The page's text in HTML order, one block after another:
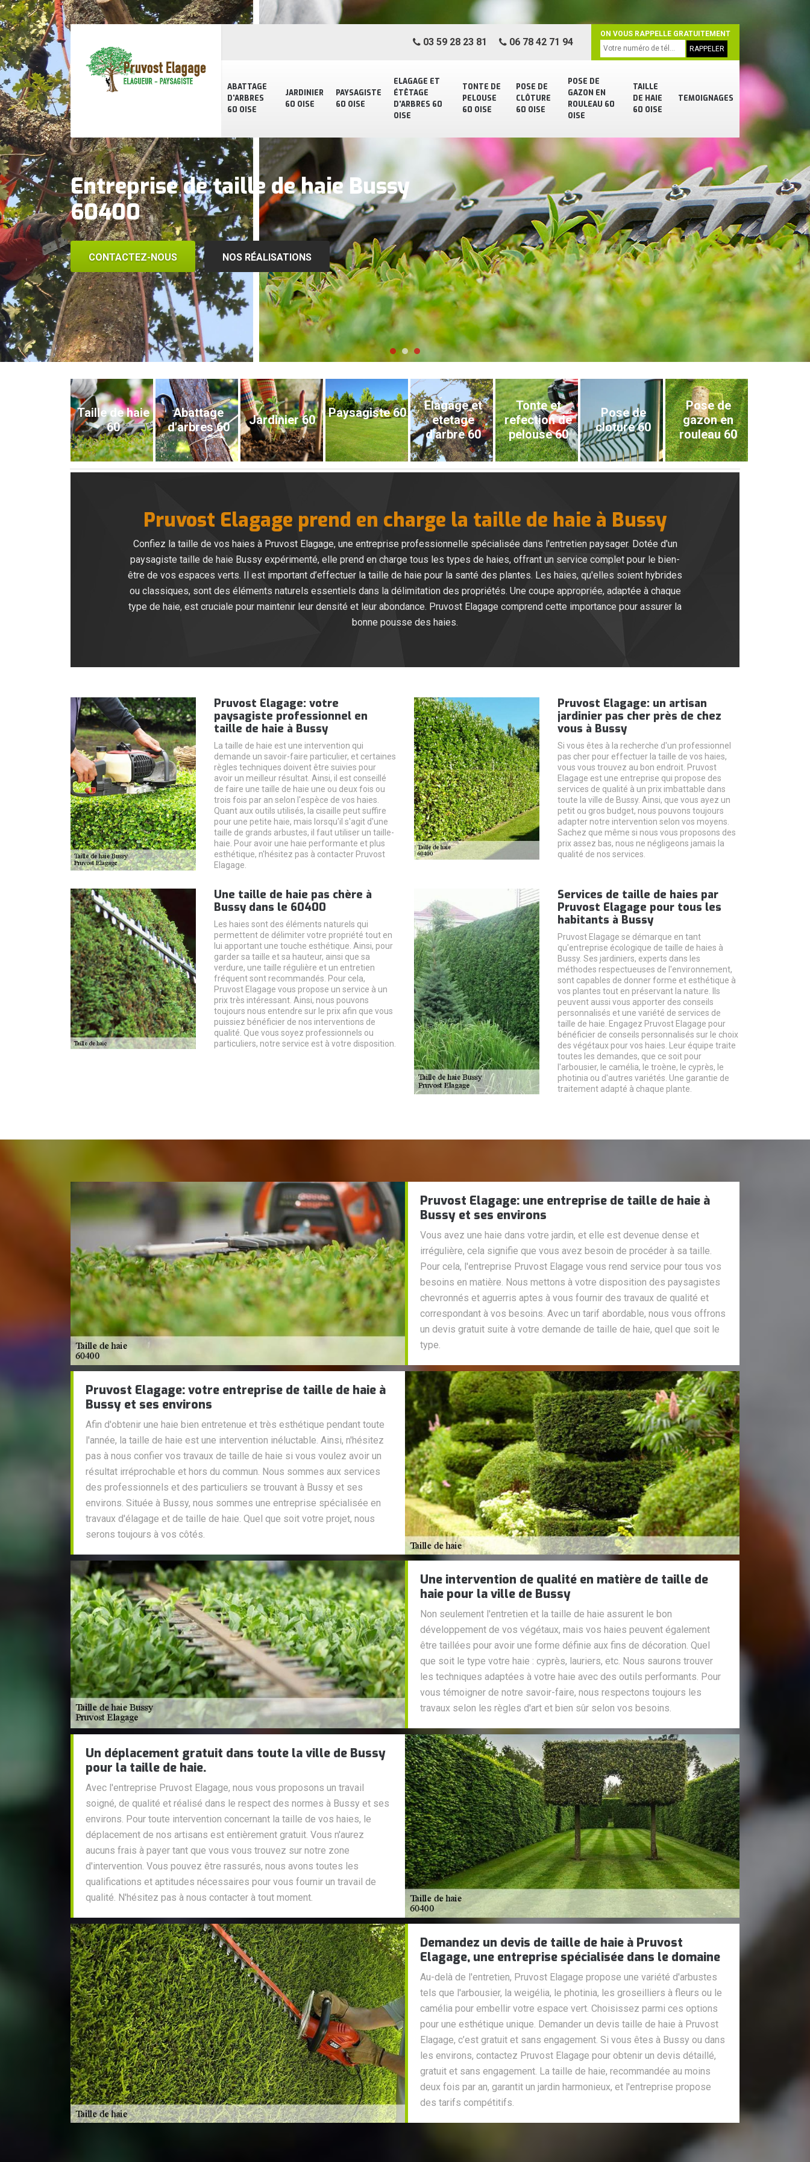
ABATTAGE
D'ARBRES
60 OISE
JARDINIER
60 OISE
PAYSAGISTE
60 OISE
ELAGAGE ET
ÉTÊTAGE
D'ARBRES 60
OISE
TONTE DE
PELOUSE
60 OISE
POSE DE
CLÔTURE
60 OISE
POSE DE
GAZON EN
ROULEAU 60
OISE
TAILLE
DE HAIE
60 OISE
TEMOIGNAGES
03 59 28 23 81 06 78 42 71 94
ON VOUS RAPPELLE GRATUITEMENT
Entreprise de taille de haie Bussy
60400
CONTACTEZ-NOUS NOS RÉALISATIONS
Taille de haie
60
Abattage
d'arbres 60
Jardinier 60 Paysagiste 60
Elagage et
etetage
d'arbre 60
Tonte et
refection de
pelouse 60
Pose de
cloture 60
Pose de
gazon en
rouleau 60
Pruvost Elagage prend en charge la taille de haie à Bussy
Confiez la taille de vos haies à Pruvost Elagage, une entreprise professionnelle spécialisée dans l'entretien paysager. Dotée d'un
paysagiste taille de haie Bussy expérimenté, elle prend en charge tous les types de haies, offrant un service complet pour le bien-
être de vos espaces verts. Il est important d’effectuer la taille de haie pour la santé des plantes. Les haies, qu'elles soient hybrides
ou classiques, sont des éléments naturels essentiels dans la délimitation des propriétés. Une coupe appropriée, adaptée à chaque
type de haie, est cruciale pour maintenir leur densité et leur abondance. Pruvost Elagage comprend cette importance pour assurer la
bonne pousse des haies.
Pruvost Elagage: votre
paysagiste professionnel en
taille de haie à Bussy
La taille de haie est une intervention qui
demande un savoir-faire particulier, et certaines
règles techniques doivent être suivies pour
avoir un meilleur résultat. Ainsi, il est conseillé
de faire une taille de haie une ou deux fois ou
trois fois par an selon l'espèce de vos haies.
Quant aux outils utilisés, la cisaille peut suffire
pour une petite haie, mais lorsqu'il s'agit d'une
taille de grands arbustes, il faut utiliser un taille-
haie. Pour avoir une haie performante et plus
esthétique, n'hésitez pas à contacter Pruvost
Elagage.
Pruvost Elagage: un artisan
jardinier pas cher près de chez
vous à Bussy
Si vous êtes à la recherche d'un professionnel
pas cher pour effectuer la taille de vos haies,
vous vous trouvez au bon endroit. Pruvost
Elagage est une entreprise qui propose des
services de qualité à un prix imbattable dans
toute la ville de Bussy. Ainsi, que vous ayez un
petit ou gros budget, nous pouvons toujours
adapter notre intervention selon vos moyens.
Sachez que même si nous vous proposons des
prix assez bas, nous ne négligeons jamais la
qualité de nos services.
Une taille de haie pas chère à
Bussy dans le 60400
Les haies sont des éléments naturels qui
permettent de délimiter votre propriété tout en
lui apportant une touche esthétique. Ainsi, pour
garder sa taille et sa hauteur, ainsi que sa
verdure, une taille régulière et un entretien
fréquent sont recommandés. Pour cela,
Pruvost Elagage vous propose un service à un
prix très intéressant. Ainsi, nous pouvons
toujours nous entendre sur le prix afin que vous
puissiez bénéficier de nos interventions de
qualité. Que vous soyez professionnels ou
particuliers, notre service est à votre disposition.
Services de taille de haies par
Pruvost Elagage pour tous les
habitants à Bussy
Pruvost Elagage se démarque en tant
qu'entreprise écologique de taille de haies à
Bussy. Ses jardiniers, experts dans les
méthodes respectueuses de l'environnement,
sont capables de donner forme et esthétique à
vos plantes tout en préservant la nature. Ils
peuvent aussi vous apporter des conseils
personnalisés et une variété de services de
taille de haie. Engagez Pruvost Elagage pour
bénéficier de conseils personnalisés sur le choix
des végétaux pour vos haies. Leur équipe traite
toutes les demandes, que ce soit pour
l'arbousier, le camélia, le troène, le cyprès, le
photinia ou d'autres variétés. Une garantie de
traitement adapté à chaque plante.
Pruvost Elagage: une entreprise de taille de haie à
Bussy et ses environs
Vous avez une haie dans votre jardin, et elle est devenue dense et
irrégulière, cela signifie que vous avez besoin de procéder à sa taille.
Pour cela, l'entreprise Pruvost Elagage vous rend service pour tous vos
besoins en matière. Nous mettons à votre disposition des paysagistes
chevronnés et aguerris aptes à vous fournir des travaux de qualité et
correspondant à vos besoins. Avec un tarif abordable, nous vous offrons
un devis gratuit suite à votre demande de taille de haie, quel que soit le
type.
Pruvost Elagage: votre entreprise de taille de haie à
Bussy et ses environs
Afin d'obtenir une haie bien entretenue et très esthétique pendant toute
l'année, la taille de haie est une intervention inéluctable. Ainsi, n'hésitez
pas à nous confier vos travaux de taille de haie si vous voulez avoir un
résultat irréprochable et hors du commun. Nous sommes aux services
des professionnels et des particuliers se trouvant à Bussy et ses
environs. Située à Bussy, nous sommes une entreprise spécialisée en
travaux d'élagage et de taille de haie. Quel que soit votre projet, nous
serons toujours à vos côtés.
Une intervention de qualité en matière de taille de
haie pour la ville de Bussy
Non seulement l'entretien et la taille de haie assurent le bon
développement de vos végétaux, mais vos haies peuvent également
être taillées pour avoir une forme définie aux fins de décoration. Quel
que soit le type votre haie : cyprès, lauriers, etc. Nous saurons trouver
les techniques adaptées à votre haie avec des outils performants. Pour
vous témoigner de notre savoir-faire, nous respectons toujours les
travaux selon les règles d'art et bien sûr selon vos besoins.
Un déplacement gratuit dans toute la ville de Bussy
pour la taille de haie.
Avec l'entreprise Pruvost Elagage, nous vous proposons un travail
soigné, de qualité et réalisé dans le respect des normes à Bussy et ses
environs. Pour toute intervention concernant la taille de vos haies, le
déplacement de nos artisans est entièrement gratuit. Vous n'aurez
aucuns frais à payer tant que vous vous trouvez sur notre zone
d'intervention. Vous pouvez être rassurés, nous avons toutes les
qualifications et aptitudes nécessaires pour vous fournir un travail de
qualité. N'hésitez pas à nous contacter à tout moment.
Demandez un devis de taille de haie à Pruvost
Elagage, une entreprise spécialisée dans le domaine
Au-delà de l'entretien, Pruvost Elagage propose une variété d'arbustes
tels que l'arbousier, la weigélia, le photinia, les groseilliers à fleurs ou le
camélia pour embellir votre espace vert. Choisissez parmi ces options
pour une esthétique unique. Demander un devis taille de haie à Pruvost
Elagage, c’est gratuit et sans engagement. Si vous êtes à Bussy ou dans
les environs, contactez Pruvost Elagage pour obtenir un devis détaillé,
gratuit et sans engagement. La taille de haie, recommandée au moins
deux fois par an, garantit un jardin harmonieux, et l'entreprise propose
des tarifs compétitifs.